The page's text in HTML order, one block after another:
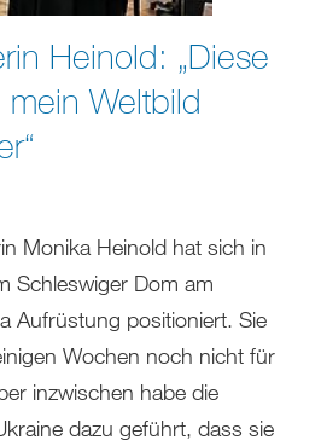
Heinold: „Diese
Weltbild
Monika Heinold hat sich in
Schleswiger Dom am
Aufrüstung positioniert. Sie
Wochen noch nicht für
inzwischen habe die
dazu geführt, dass sie